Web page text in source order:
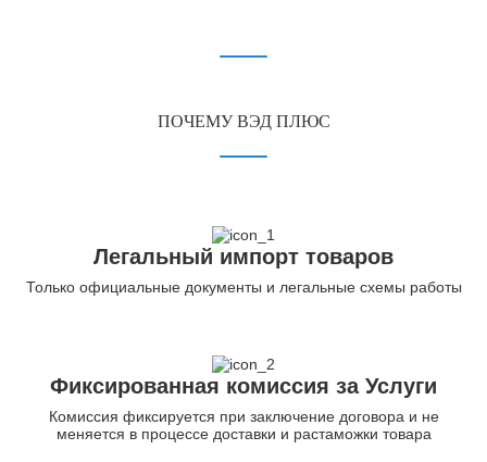
ПОЧЕМУ ВЭД ПЛЮС
Легальный импорт товаров
Только официальные документы и легальные схемы работы
Фиксированная комиссия за Услуги
Комиссия фиксируется при заключение договора и не
меняется в процессе доставки и растаможки товара